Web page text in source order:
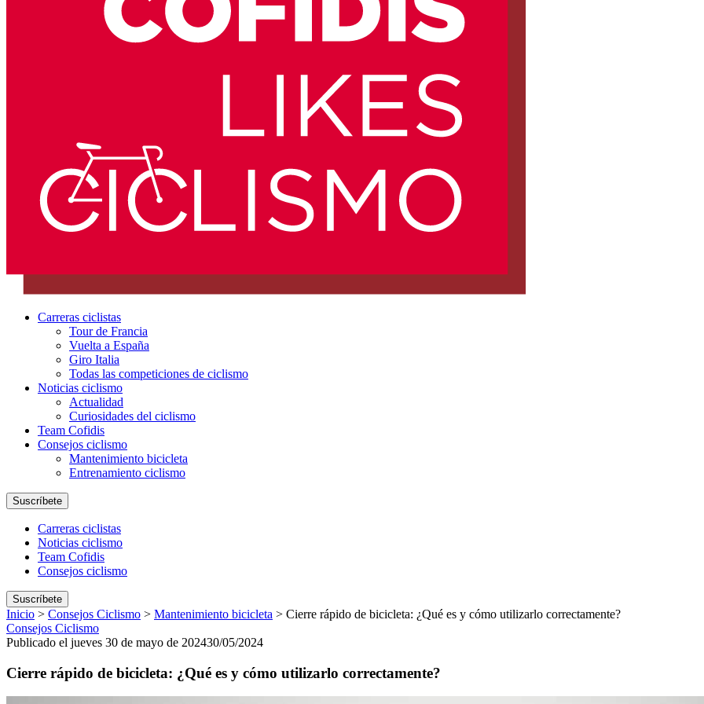
Carreras ciclistas
Tour de Francia
Vuelta a España
Giro Italia
Todas las competiciones de ciclismo
Noticias ciclismo
Actualidad
Curiosidades del ciclismo
Team Cofidis
Consejos ciclismo
Mantenimiento bicicleta
Entrenamiento ciclismo
Suscríbete
Carreras ciclistas
Noticias ciclismo
Team Cofidis
Consejos ciclismo
Suscríbete
Inicio > Consejos Ciclismo > Mantenimiento bicicleta > Cierre rápido de bicicleta: ¿Qué es y cómo utilizarlo correctamente?
Consejos Ciclismo
Publicado el jueves 30 de mayo de 202430/05/2024
Cierre rápido de bicicleta: ¿Qué es y cómo utilizarlo correctamente?